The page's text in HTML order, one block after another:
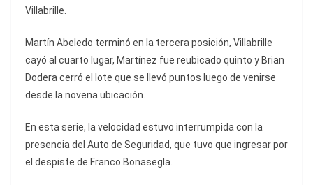
Villabrille.
Martín Abeledo terminó en la tercera posición, Villabrille
cayó al cuarto lugar, Martínez fue reubicado quinto y Brian
Dodera cerró el lote que se llevó puntos luego de venirse
desde la novena ubicación.
En esta serie, la velocidad estuvo interrumpida con la
presencia del Auto de Seguridad, que tuvo que ingresar por
el despiste de Franco Bonasegla.